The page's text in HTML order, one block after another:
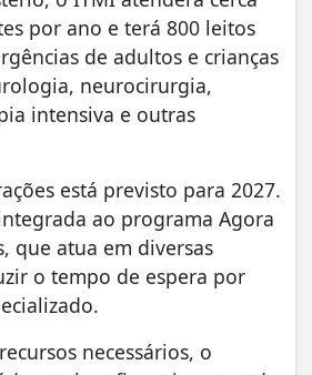
por ano e terá 800 leitos
de adultos e crianças
neurocirurgia,
intensiva e outras
está previsto para 2027.
ao programa Agora
que atua em diversas
o tempo de espera por
necessários, o